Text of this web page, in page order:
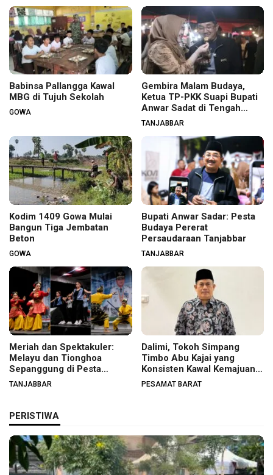
Babinsa Pallangga Kawal
MBG di Tujuh Sekolah
GOWA
Gembira Malam Budaya,
Ketua TP-PKK Suapi Bupati
Anwar Sadat di Tengah
Warga
TANJABBAR
Kodim 1409 Gowa Mulai
Bangun Tiga Jembatan
Beton
GOWA
Bupati Anwar Sadar: Pesta
Budaya Pererat
Persaudaraan Tanjabbar
TANJABBAR
Meriah dan Spektakuler:
Melayu dan Tionghoa
Sepanggung di Pesta
Budaya Tanjabbar
TANJABBAR
Dalimi, Tokoh Simpang
Timbo Abu Kajai yang
Konsisten Kawal Kemajuan
Nagari
PESAMAT BARAT
PERISTIWA